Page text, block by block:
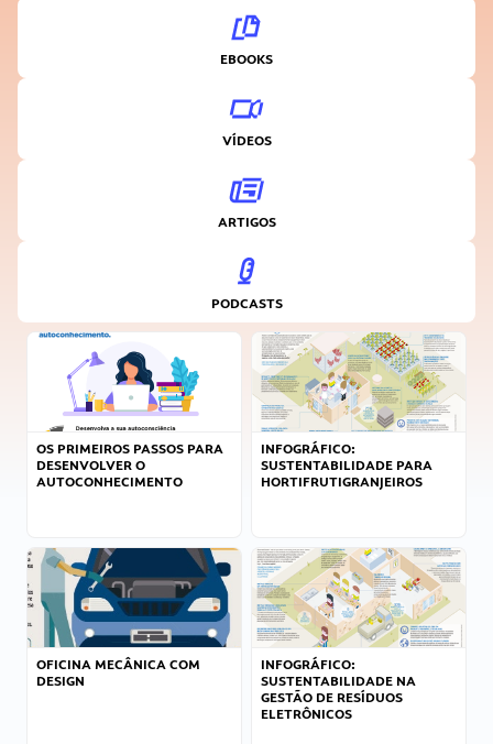
EBOOKS
VÍDEOS
ARTIGOS
PODCASTS
OS PRIMEIROS PASSOS PARA
DESENVOLVER O
AUTOCONHECIMENTO
INFOGRÁFICO:
SUSTENTABILIDADE PARA
HORTIFRUTIGRANJEIROS
OFICINA MECÂNICA COM
DESIGN
INFOGRÁFICO:
SUSTENTABILIDADE NA
GESTÃO DE RESÍDUOS
ELETRÔNICOS